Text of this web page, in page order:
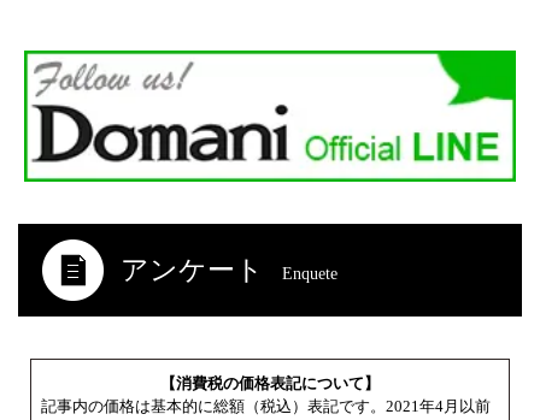
アンケート Enquete
【消費税の価格表記について】
記事内の価格は基本的に総額（税込）表記です。2021年4月以前